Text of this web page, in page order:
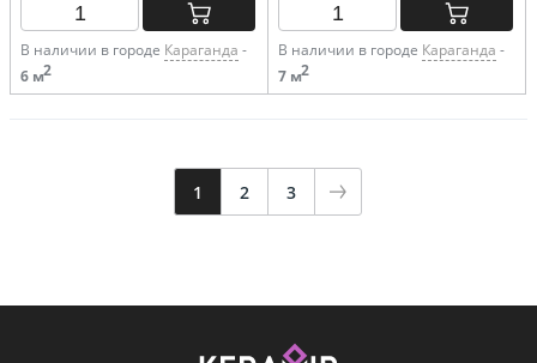
В наличии в городе Караганда -
6 м2
В наличии в городе Караганда -
7 м2
1 2 3